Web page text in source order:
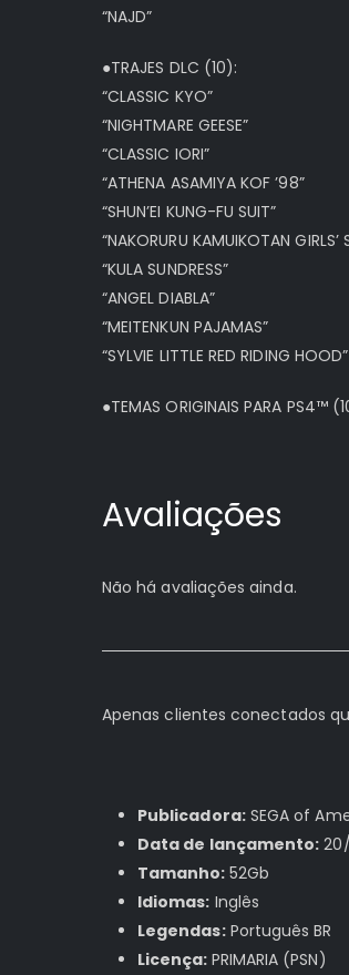
“NAJD”
●TRAJES DLC (10):
“CLASSIC KYO”
“NIGHTMARE GEESE”
“CLASSIC IORI”
“ATHENA ASAMIYA KOF ’98”
“SHUN’EI KUNG-FU SUIT”
“NAKORURU KAMUIKOTAN
“KULA SUNDRESS”
“ANGEL DIABLA”
“MEITENKUN PAJAMAS”
“SYLVIE LITTLE RED RIDING HOOD”
●TEMAS ORIGINAIS PARA PS4™
Avaliações
Não há avaliações ainda.
Apenas clientes conectados
Publicadora:SEGA of
Data de lançamento:
Tamanho: 52Gb
Idiomas: Inglês
Legendas:Português BR
Licença: PRIMARIA (PSN)